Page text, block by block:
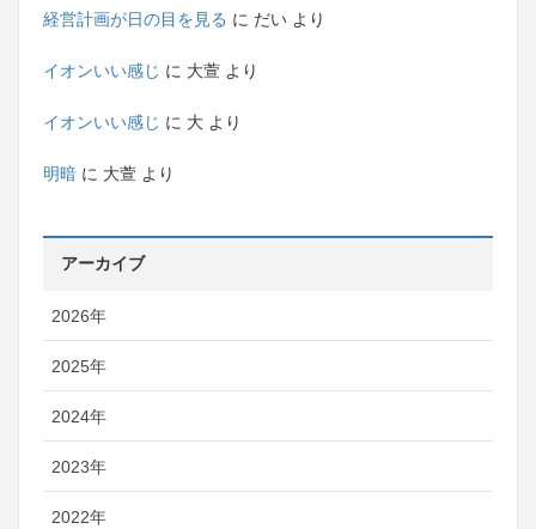
経営計画が日の目を見る に だい より
イオンいい感じ に 大萱 より
イオンいい感じ に 大 より
明暗 に 大萱 より
アーカイブ
2026年
2025年
2024年
2023年
2022年